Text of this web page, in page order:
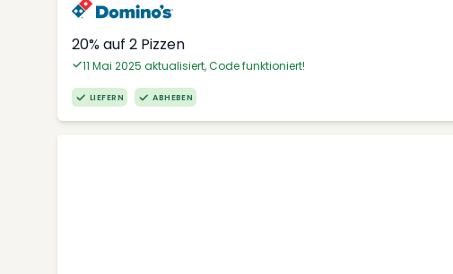
20% auf 2 Pizzen
11 Mai 2025 aktualisiert, Code funktioniert!
LIEFERN ABHEBEN